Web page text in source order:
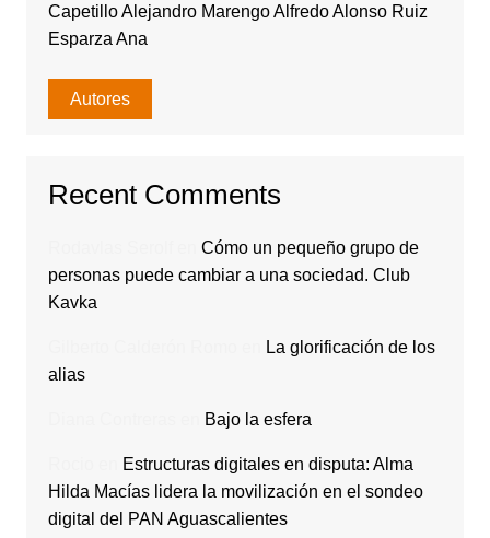
Capetillo Alejandro Marengo Alfredo Alonso Ruiz
Esparza Ana
Autores
Recent Comments
Cómo un pequeño grupo de
personas puede cambiar a una sociedad. Club
Kavka
La glorificación de los
alias
Bajo la esfera
Estructuras digitales en disputa: Alma
Hilda Macías lidera la movilización en el sondeo
digital del PAN Aguascalientes